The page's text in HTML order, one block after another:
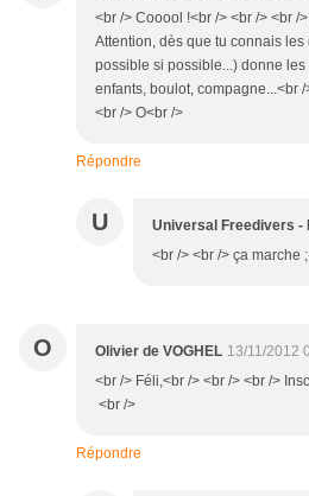
<br /> Cooool !<br /> <br /> <br /
Attention, dès que tu connais
possible si possible...) donne
enfants, boulot, compagne...<br
<br /> O<br />
Répondre
U Universal Freedivers -
<br /> <br /> ça marche
O Olivier de VOGHEL 13/11/2012
<br /> Féli,<br /> <br /> <br />
<br />
Répondre